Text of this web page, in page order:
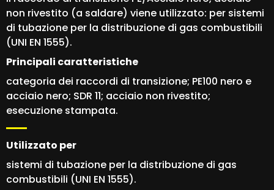
non rivestito (a saldare) viene utilizzato: per sistemi
di tubazione per la distribuzione di gas combustibili
(UNI EN 1555).
Principali caratteristiche
categoria dei raccordi di transizione; PE100 nero e
acciaio nero; SDR 11; acciaio non rivestito;
esecuzione stampata.
Utilizzato per
sistemi di tubazione per la distribuzione di gas
combustibili (UNI EN 1555).